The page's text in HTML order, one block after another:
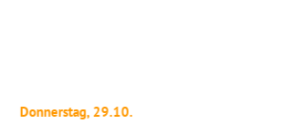
Donnerstag, 29.10.